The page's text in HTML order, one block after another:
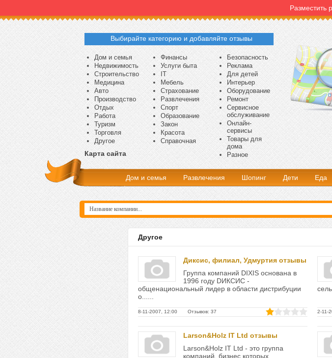
Разместить
Выбирайте категорию и добавляйте отзывы
Дом и семья
Недвижимость
Строительство
Медицина
Авто
Производство
Отдых
Работа
Туризм
Торговля
Другое
Карта сайта
Финансы
Услуги быта
IT
Мебель
Страхование
Развлечения
Спорт
Образование
Закон
Красота
Справочная
Безопасность
Реклама
Для детей
Интерьер
Оборудование
Ремонт
Сервисное
обслуживание
Онлайн-
сервисы
Товары для
дома
Разное
Дом и семья Развлечения Шопинг Дети Еда
Другое
Диксис, филиал, Удмуртия отзывы
Группа компаний DIXIS основана в
1996 году DИКСИС -
общенациональный лидер в области дистрибуции
о......
8-11-2007, 12:00 Отзывов: 37 2-11-
Larson&Holz IT Ltd отзывы
Larson&Holz IT Ltd - это группа
компаний, бизнес которых